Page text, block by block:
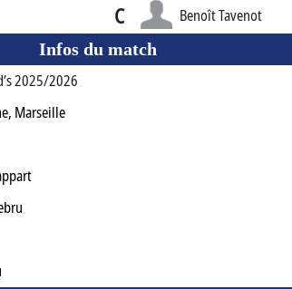
C
Benoît Tavenot
Infos du match
2025/2026
Marseille